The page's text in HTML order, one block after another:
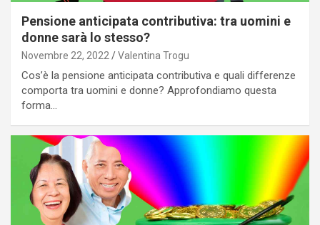
Pensione anticipata contributiva: tra uomini e
donne sarà lo stesso?
Novembre 22, 2022 Valentina Trogu
Cos’è la pensione anticipata contributiva e quali differenze
comporta tra uomini e donne? Approfondiamo questa
forma…